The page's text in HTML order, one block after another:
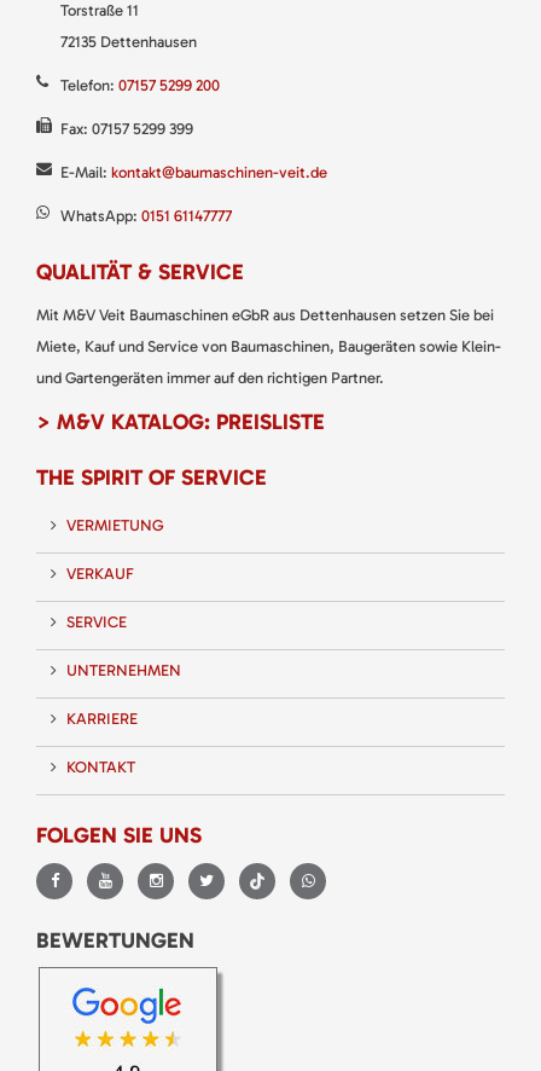
Torstraße 11
72135 Dettenhausen
Telefon: 07157 5299 200
Fax: 07157 5299 399
E-Mail: kontakt@baumaschinen-veit.de
WhatsApp: 0151 61147777
QUALITÄT & SERVICE
Mit M&V Veit Baumaschinen eGbR aus Dettenhausen setzen Sie bei
Miete, Kauf und Service von Baumaschinen, Baugeräten sowie Klein-
und Gartengeräten immer auf den richtigen Partner.
> M&V KATALOG: PREISLISTE
THE SPIRIT OF SERVICE
VERMIETUNG
VERKAUF
SERVICE
UNTERNEHMEN
KARRIERE
KONTAKT
FOLGEN SIE UNS
BEWERTUNGEN